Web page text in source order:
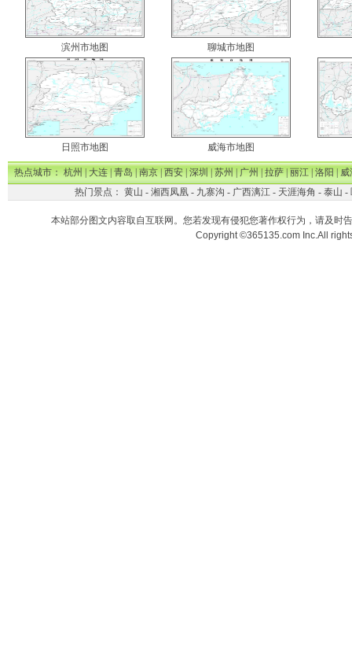
滨州市地图 聊城市地图
日照市地图 威海市地图
热点城市：杭州|大连|青岛|南京|西安|深圳|苏州|广州|拉萨|丽江|洛阳|威
热门景点： 黄山 - 湘西凤凰- 九寨沟 - 广西漓江- 天涯海角 - 泰山 -
本站部分图文内容取自互联网。您若发现有侵犯您著作权行为，请及时
Copyright ©365135.com Inc.All